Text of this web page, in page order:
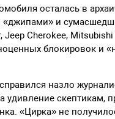
осталась в
и
Jeep Cherokee,
блокировок и
назло
удивление
«Цирка» не